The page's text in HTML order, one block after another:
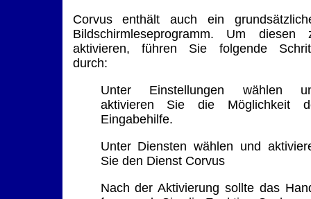
Corvus enthält auch ein
Bildschirmleseprogramm. Um diesen
aktivieren, führen Sie folgende
durch:
Unter Einstellungen wählen
aktivieren Sie die Möglichkeit
Eingabehilfe.
Unter Diensten wählen und
Sie den Dienst Corvus
Nach der Aktivierung sollte das